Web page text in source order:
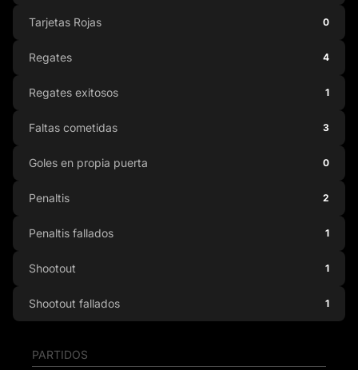
PARTIDOS
Tarjetas Rojas 0
Regates 4
Regates exitosos 1
Faltas cometidas 3
Goles en propia puerta 0
Penaltis 2
Penaltis fallados 1
Shootout 1
Shootout fallados 1